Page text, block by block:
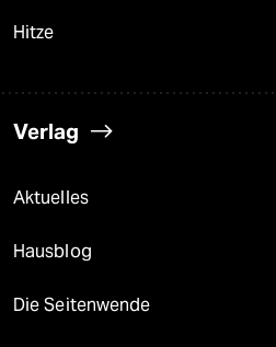
Hitze
Verlag
Aktuelles
Hausblog
Die Seitenwende